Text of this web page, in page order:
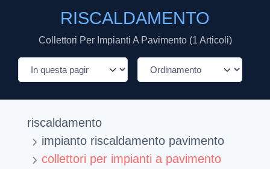
RISCALDAMENTO
Collettori Per Impianti A Pavimento (1 Articoli)
riscaldamento
impianto riscaldamento pavimento
collettori per impianti a pavimento